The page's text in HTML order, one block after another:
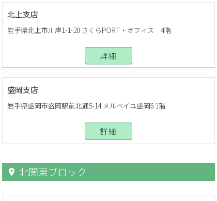
北上支店
岩手県北上市川岸1-1-20 さくらPORT・オフィス 4階
詳細
盛岡支店
岩手県盛岡市盛岡駅前北通5-14 メルベイユ盛岡6 1階
詳細
北関東ブロック